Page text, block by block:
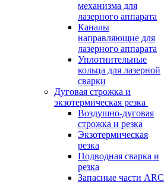
механизма для
лазерного аппарата
Каналы
направляющие для
лазерного аппарата
Уплотнительные
кольца для лазерной
сварки
Дуговая строжка и
экзотермическая резка
Воздушно-дуговая
строжка и резка
Экзотермическая
резка
Подводная сварка и
резка
Запасные части ARC